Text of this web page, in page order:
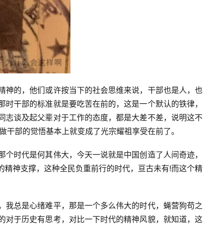
的，他们或许按当下的社会思维来说，干部也是人，也
干部的标准就是要吃苦在前的，这是一个默认的铁律，
谈及起父辈对于工作的态度，都是大差不差，说明这不
部的觉悟基本上就变成了光宗耀祖享受在前了。
时代是何其伟大，今天一说就是中国创造了人间奇迹，
神支撑，这种全民负重前行的时代，亘古未有!而这个精
总是心绪难平，那是一个多么伟大的时代，蝇营狗苟之
于历史有思考，对比一下时代的精神风貌，就知道，这